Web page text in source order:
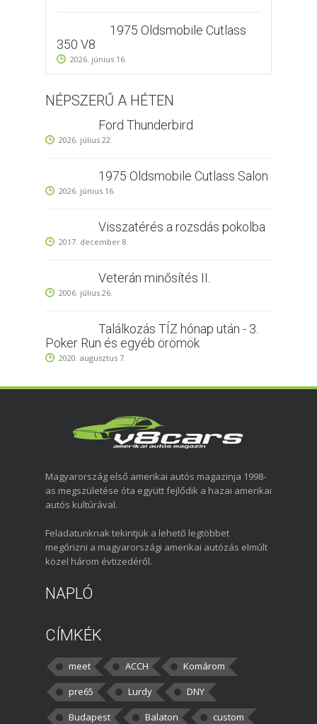
1975 Oldsmobile Cutlass
350 V8
2026. június 16.
NÉPSZERŰ A HÉTEN
Ford Thunderbird
2026. július 22.
1975 Oldsmobile Cutlass Salon
2026. június 16.
Visszatérés a rozsdás pokolba
2017. december 8.
Veterán minősítés II.
2006. július 26.
Találkozás TÍZ hónap után - 3.
Poker Run és egyéb örömök
2020. augusztus 7.
Magyarország első amerikai autós magazinja 1998-
as megszületése óta együtt fejlődik a hazai amerikai
autós kultúrával.
Feladatunknak tekintjük a lehető legtöbbet
megőrizni a magyarországi amerikai autózás elmúlt
közel három évtizedéről.
NAPLÓ
CÍMKÉK
meet ACCH
Komárom
pre65
Lurdy
DNY
Budapest
Balaton custom